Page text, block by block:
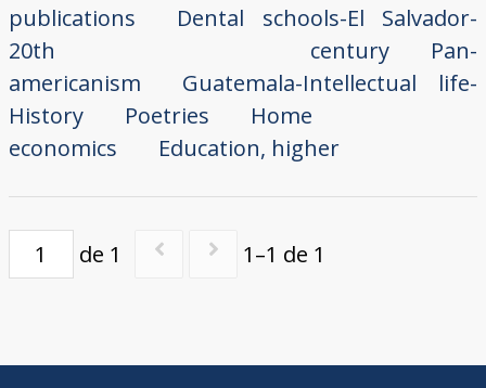
publications
Dental schools-El Salvador-
20th century
Pan-
americanism
Guatemala-Intellectual life-
History
Poetries
Home
economics
Education, higher
de 1 1–1 de 1